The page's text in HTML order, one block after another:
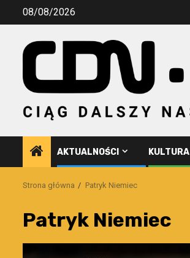
Przejdź08/08/2026
AKTUALNOŚCI KULTURA
Strona główna Patryk Niemiec
Patryk Niemiec